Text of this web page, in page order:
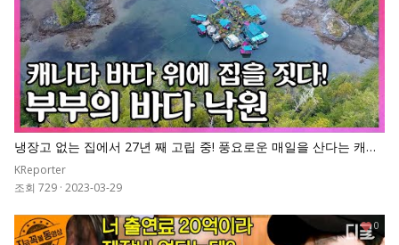
냉장고 없는 집에서 27년 째 고립 중! 풍요로운 매일을 산다는 캐나
다 부부가 직접 건설한 바다 낙원! I KBS 고립낙원
KReporter
조회 729 · 2023-03-29
0